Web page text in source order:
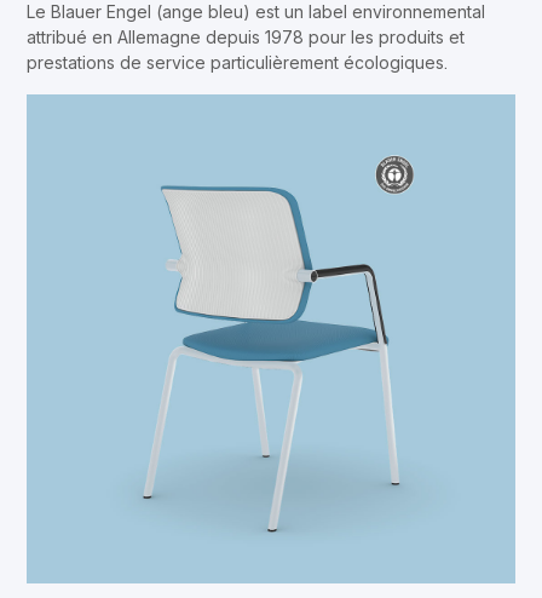
Le Blauer Engel (ange bleu) est un label environnemental
attribué en Allemagne depuis 1978 pour les produits et
prestations de service particulièrement écologiques.